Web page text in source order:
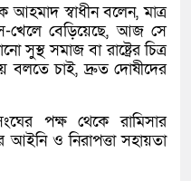
আহমাদ স্বাধীন বলেন, মাত্র
খেলে বেড়িয়েছে, আজ সে
সমাজ বা রাষ্ট্রের চিত্র
বলতে চাই, দ্রুত দোষীদের
পক্ষ থেকে রামিসার
আইনি ও নিরাপত্তা সহায়তা